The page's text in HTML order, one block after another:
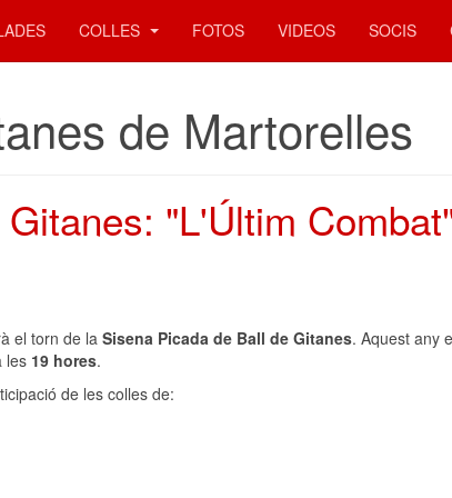
COLLES FOTOS VIDEOS SOCIS
de Martorelles
"L'Últim
el torn de la Sisena Picada de Ball de Gitanes. Aquest any
les 19 hores.
de les colles de: